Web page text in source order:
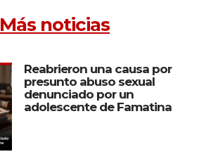
Más noticias
Reabrieron una causa por
presunto abuso sexual
denunciado por un
adolescente de Famatina